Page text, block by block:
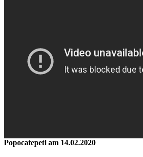
Popocatepetl am 14.02.2020